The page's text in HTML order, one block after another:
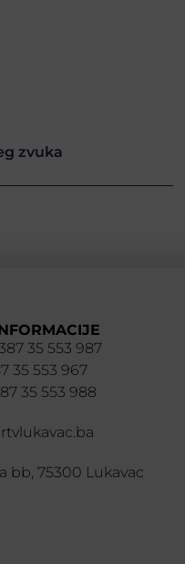
zvuka
35 553 987
35 553 967
35 553 988
bb, 75300 Lukavac